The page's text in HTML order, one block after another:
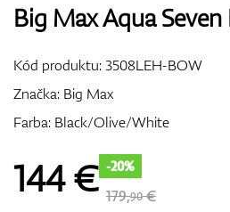
GPS/
Big Max Aqua
Kód produktu:3508LEH-BOW
Značka: Big Max
Farba: Black/Olive/White
144€ -20%
179,90€